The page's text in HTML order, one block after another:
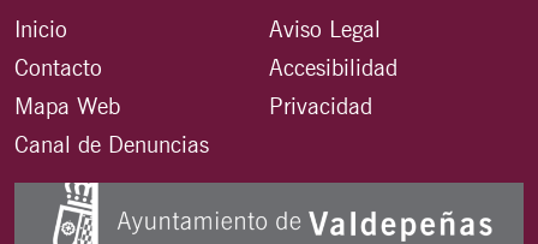
Inicio
Contacto
Mapa Web
Canal de Denuncias
Aviso Legal
Accesibilidad
Privacidad